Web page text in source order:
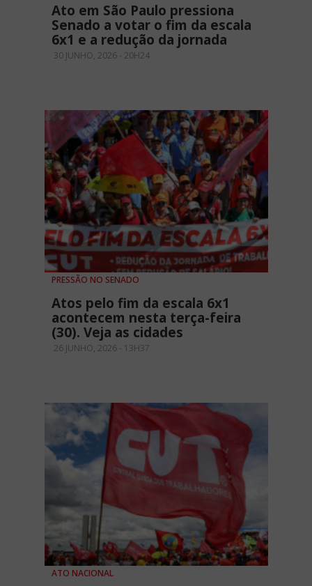
Ato em São Paulo pressiona
Senado a votar o fim da escala
6x1 e a redução da jornada
30 JUNHO, 2026 - 20H24
PRESSÃO NO SENADO
Atos pelo fim da escala 6x1
acontecem nesta terça-feira
(30). Veja as cidades
26 JUNHO, 2026 - 13H37
ATO NACIONAL